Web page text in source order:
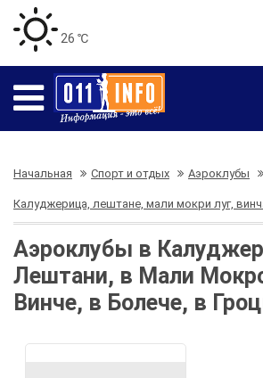
26 ℃
Начальная Спорт и отдых Аэроклубы
Калуджерица, лештане, мали мокри луг,
Аэроклубы в
Лештани, в Мали
Винче, в Болече, в